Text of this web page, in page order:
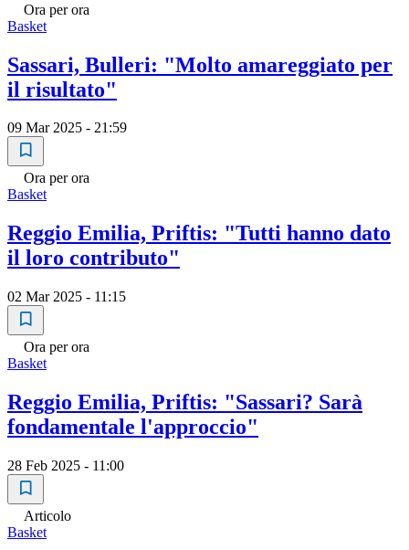
Ora per ora
Basket
Sassari, Bulleri: "Molto amareggiato per
il risultato"
09 Mar 2025 - 21:59
Ora per ora
Basket
Reggio Emilia, Priftis: "Tutti hanno dato
il loro contributo"
02 Mar 2025 - 11:15
Ora per ora
Basket
Reggio Emilia, Priftis: "Sassari? Sarà
fondamentale l'approccio"
28 Feb 2025 - 11:00
Articolo
Basket